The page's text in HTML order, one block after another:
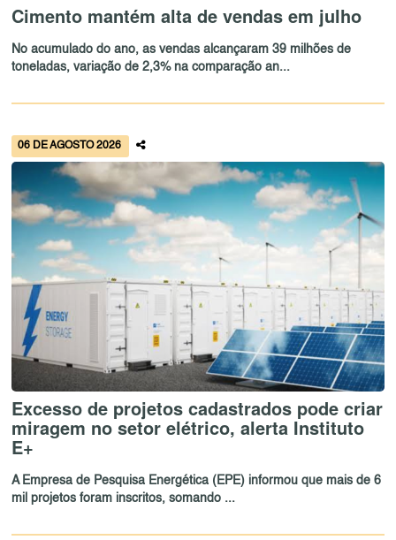
Cimento mantém alta de vendas em julho
No acumulado do ano, as vendas alcançaram 39 milhões de
toneladas, variação de 2,3% na comparação an...
06 DE AGOSTO 2026
Excesso de projetos cadastrados pode criar
miragem no setor elétrico, alerta Instituto
E+
A Empresa de Pesquisa Energética (EPE) informou que mais de 6
mil projetos foram inscritos, somando ...